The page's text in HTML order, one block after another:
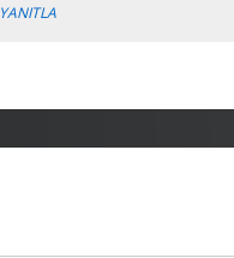
YANITLA